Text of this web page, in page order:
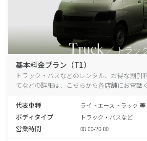
基本料金プラン（T1）
トラック・バスなどのレンタル、お得な割引
てなどの詳細は、こちらから各店舗にお電話
代表車種 ライトエーストラック 等
ボディタイプ トラック・バスなど
営業時間 08:00-20:00